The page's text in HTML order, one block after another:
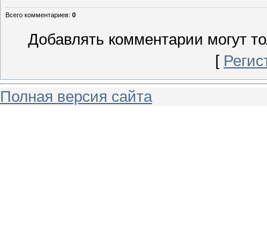
Всего комментариев: 0
Добавлять комментарии могут
[
Полная версия сайта